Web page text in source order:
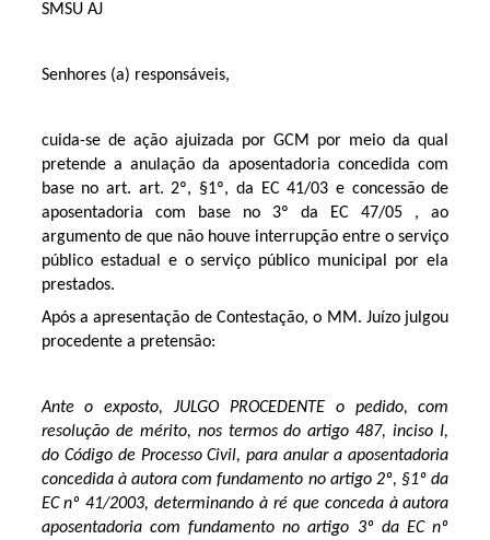
SMSU AJ
Senhores (a) responsáveis,
cuida-se de ação ajuizada por GCM por meio da qual
pretende a anulação da aposentadoria concedida com
base no art. art. 2º, §1º, da EC 41/03 e concessão de
aposentadoria com base no 3º da EC 47/05 , ao
argumento de que não houve interrupção entre o serviço
público estadual e o serviço público municipal por ela
prestados.
Após a apresentação de Contestação, o MM. Juízo julgou
procedente a pretensão:
Ante o exposto, JULGO PROCEDENTE o pedido, com
resolução de mérito, nos termos do artigo 487, inciso I,
do Código de Processo Civil, para anular a aposentadoria
concedida à autora com fundamento no artigo 2º, §1º da
EC nº 41/2003, determinando à ré que conceda à autora
aposentadoria com fundamento no artigo 3º da EC nº